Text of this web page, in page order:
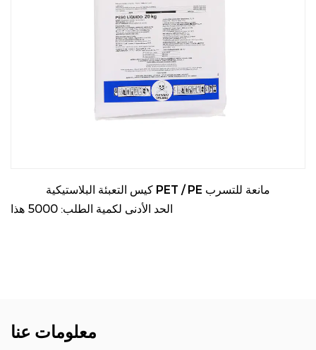
كيس التعبئة البلاستيكية PET / PE مانعة للتسرب
الحد الأدنى لكمية الطلب: 5000 هذا
معلومات عنا